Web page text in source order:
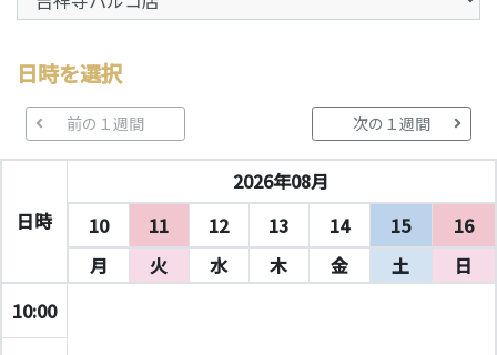
日時を選択
前の１週間 次の１週間
日時
2026年08月
10
11 12 13 14 15
16
月
火 水 木 金 土
日
10:00